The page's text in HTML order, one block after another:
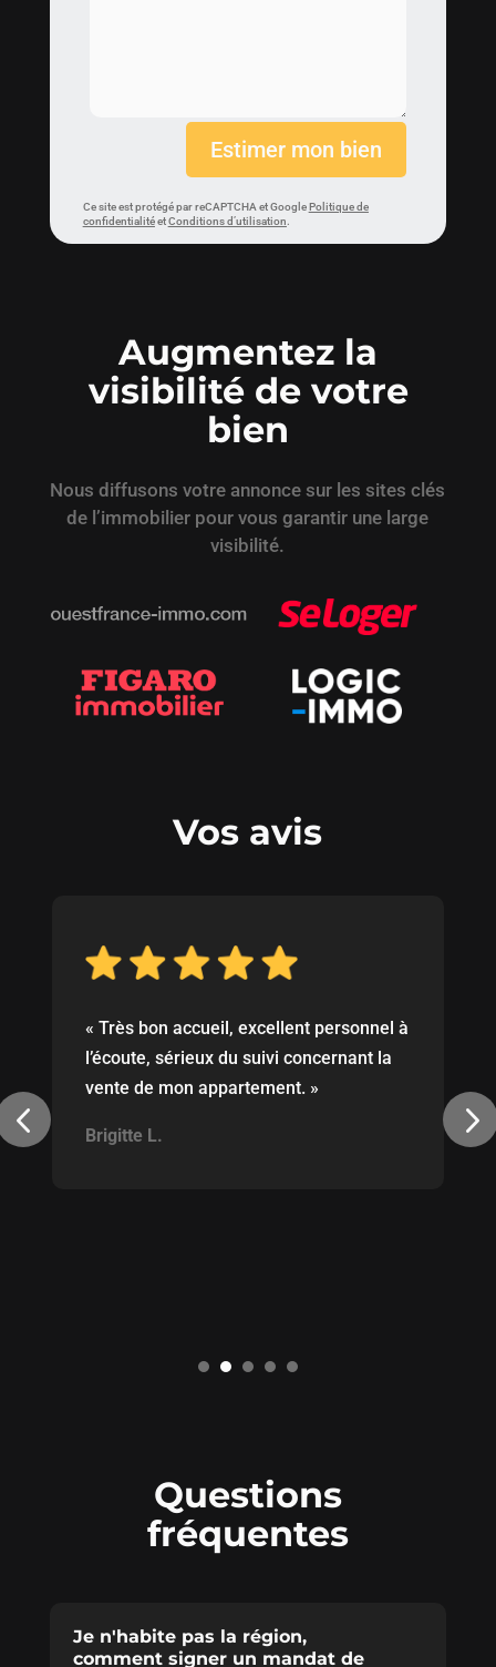
Estimer mon bien
Ce site est protégé par reCAPTCHA et GooglePolitique de
confidentialitéetConditions d’utilisation.
Augmentez la
visibilité de votre
bien
Nous diffusons votre annonce sur les sites clés
de l’immobilier pour vous garantir une large
visibilité.
Vos avis
«Très bon accueil, excellent personnel à
l’écoute, sérieux du suivi concernant la
vente de mon appartement. »
Brigitte L.
Questions
fréquentes
Je n'habite pas la région,
comment signer un mandat de